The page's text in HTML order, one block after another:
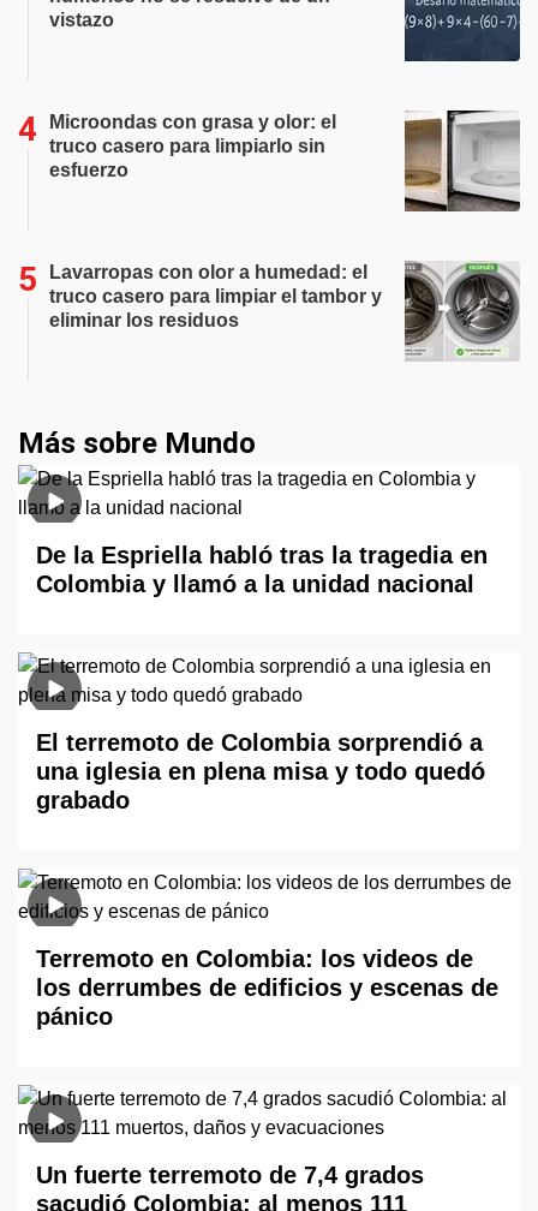
vistazo
Microondas con grasa y olor: el
truco casero para limpiarlo sin
esfuerzo
Lavarropas con olor a humedad: el
truco casero para limpiar el tambor y
eliminar los residuos
Más sobre Mundo
De la Espriella habló tras la tragedia en
Colombia y llamó a la unidad nacional
El terremoto de Colombia sorprendió a
una iglesia en plena misa y todo quedó
grabado
Terremoto en Colombia: los videos de
los derrumbes de edificios y escenas de
pánico
Un fuerte terremoto de 7,4 grados
sacudió Colombia: al menos 111